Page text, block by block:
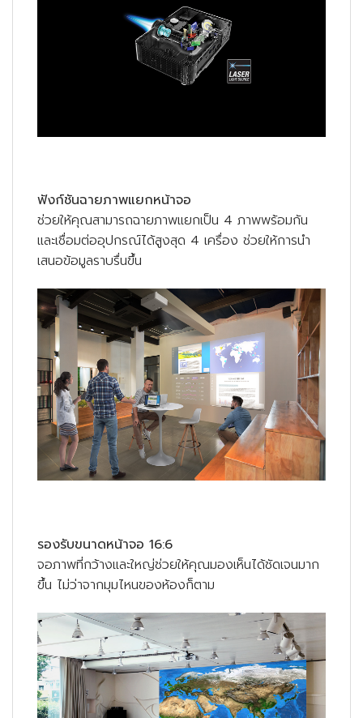
ฟังก์ชันฉายภาพแยกหน้าจอ
ช่วยให้คุณสามารถฉายภาพแยกเป็น 4 ภาพพร้อมกัน
และเชื่อมต่ออุปกรณ์ได้สูงสุด 4 เครื่อง ช่วยให้การนำ
เสนอข้อมูลราบรื่นขึ้น
รองรับขนาดหน้าจอ 16:6
จอภาพที่กว้างและใหญ่ช่วยให้คุณมองเห็นได้ชัดเจนมาก
ขึ้น ไม่ว่าจากมุมไหนของห้องก็ตาม